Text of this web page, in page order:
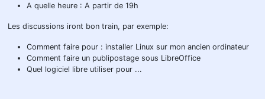
A quelle heure : A partir de 19h
Les discussions iront bon train, par exemple:
Comment faire pour : installer Linux sur mon ancien ordinateur
Comment faire un publipostage sous LibreOffice
Quel logiciel libre utiliser pour ...